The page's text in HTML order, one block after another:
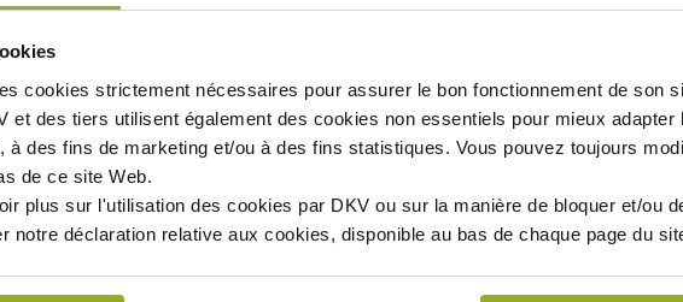
cookies strictement nécessaires pour assurer le bon fonctionnement de son
et des tiers utilisent également des cookies non essentiels pour mieux adapter
à des fins de marketing et/ou à des fins statistiques. Vous pouvez toujours
de ce site Web.
plus sur l'utilisation des cookies par DKV ou sur la manière de bloquer et/ou
notre déclaration relative aux cookies, disponible au bas de chaque page du